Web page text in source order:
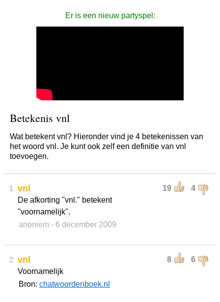
Er is een nieuw partyspel:
Betekenis vnl
Wat betekent vnl? Hieronder vind je 4 betekenissen van
het woord vnl. Je kunt ook zelf een definitie van vnl
toevoegen.
1 19 4
vnl
De afkorting "vnl." betekent
"voornamelijk".
anoniem - 6 december 2009
2 8 6
vnl
Voornamelijk
Bron: chatwoordenboek.nl